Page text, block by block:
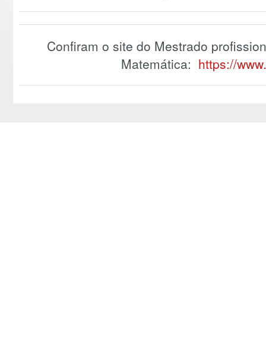
Confiram o site do Mestrado
Matemática: https://